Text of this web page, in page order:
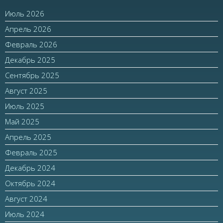
Июль 2026
Апрель 2026
Февраль 2026
Декабрь 2025
Сентябрь 2025
Август 2025
Июль 2025
Май 2025
Апрель 2025
Февраль 2025
Декабрь 2024
Октябрь 2024
Август 2024
Июль 2024